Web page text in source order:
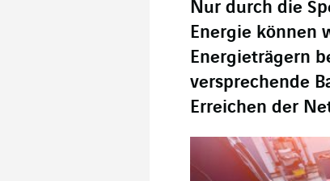
Nur durch die
Energie können
Energieträgern
versprechende
Erreichen der